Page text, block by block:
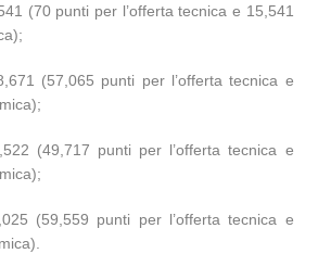
(70 punti per l’offerta tecnica e 15,541
(57,065 punti per l’offerta tecnica e
(49,717 punti per l’offerta tecnica e
(59,559 punti per l’offerta tecnica e